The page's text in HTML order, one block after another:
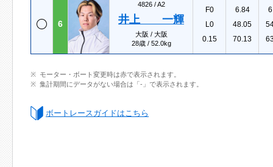
6
4826 /A2
井上 一輝
大阪 / 大阪
28歳 / 52.0kg
F0
L0
0.15
6.84
48.05
70.13
モーター・ボート変更時は赤で表示されます。
集計期間にデータがない場合は「-」で表示されます。
ボートレースガイドはこちら